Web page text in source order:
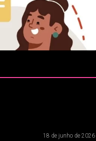
18 de junho de 2026